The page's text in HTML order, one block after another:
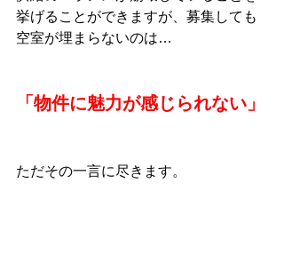
挙げることができますが、募集しても
空室が埋まらないのは…
「物件に魅力が感じられない」
ただその一言に尽きます。